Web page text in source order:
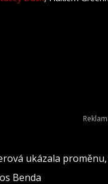
ukázala
Benda